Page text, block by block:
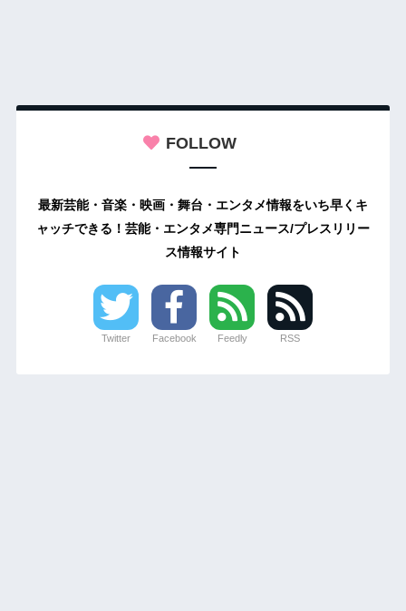
FOLLOW
最新芸能・音楽・映画・舞台・エンタメ情報をいち早くキ
ャッチできる！芸能・エンタメ専門ニュース/プレスリリー
ス情報サイト
Twitter Facebook Feedly RSS